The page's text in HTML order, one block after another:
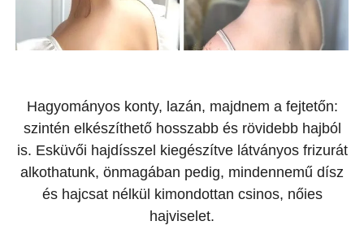
Hagyományos konty, lazán, majdnem a fejtetőn:
szintén elkészíthető hosszabb és rövidebb hajból
is. Esküvői hajdísszel kiegészítve látványos frizurát
alkothatunk, önmagában pedig, mindennemű dísz
és hajcsat nélkül kimondottan csinos, nőies
hajviselet.